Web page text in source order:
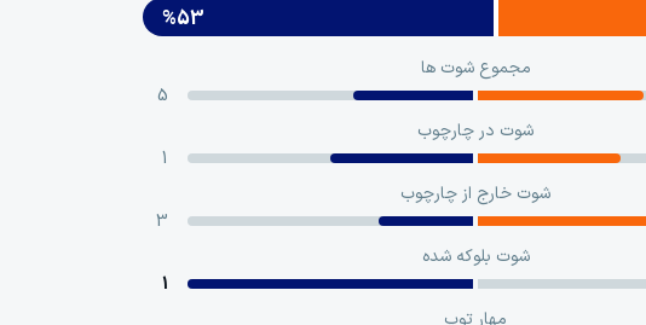
%53
مجموع شوت ها
5
شوت در چارچوب
1
شوت خارج از چارچوب
3
شوت بلوکه‌ شده
1
مهار توپ